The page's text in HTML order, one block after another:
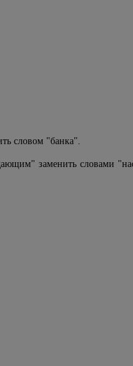
словом "банка".
заменить словами